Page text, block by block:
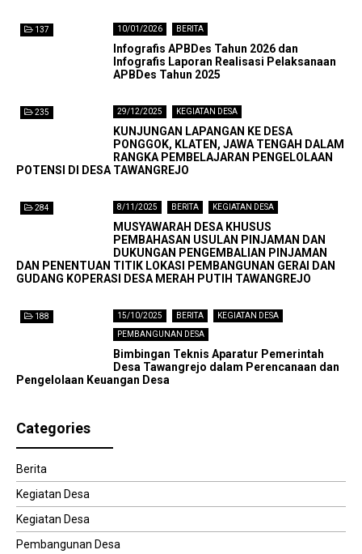
10/01/2026 BERITA
Infografis APBDes Tahun 2026 dan
Infografis Laporan Realisasi Pelaksanaan
APBDes Tahun 2025
137
29/12/2025 KEGIATAN DESA
KUNJUNGAN LAPANGAN KE DESA
PONGGOK, KLATEN, JAWA TENGAH DALAM
RANGKA PEMBELAJARAN PENGELOLAAN
POTENSI DI DESA TAWANGREJO
235
8/11/2025 BERITA KEGIATAN DESA
MUSYAWARAH DESA KHUSUS
PEMBAHASAN USULAN PINJAMAN DAN
DUKUNGAN PENGEMBALIAN PINJAMAN
DAN PENENTUAN TITIK LOKASI PEMBANGUNAN GERAI DAN
GUDANG KOPERASI DESA MERAH PUTIH TAWANGREJO
284
15/10/2025 BERITA KEGIATAN DESA
PEMBANGUNAN DESA
Bimbingan Teknis Aparatur Pemerintah
Desa Tawangrejo dalam Perencanaan dan
Pengelolaan Keuangan Desa
188
Categories
Berita
Kegiatan Desa
Kegiatan Desa
Pembangunan Desa